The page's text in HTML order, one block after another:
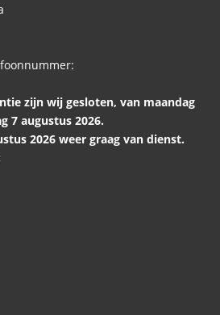
zijn wij gesloten, van maandag
7 augustus 2026.
2026 weer graag van dienst.